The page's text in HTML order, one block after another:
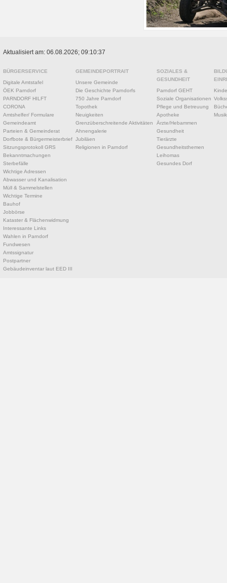
Aktualisiert am: 06.08.2026; 09:10:37
BÜRGERSERVICE
Digitale Amtstafel
ÖEK Parndorf
PARNDORF HILFT
CORONA
Amtshelfer/ Formulare
Gemeindeamt
Parteien & Gemeinderat
Dorfbote & Bürgermeisterbrief
Sitzungsprotokoll GRS
Bekanntmachungen
Sterbefälle
Wichtige Adressen
Abwasser und Kanalisation
Müll & Sammelstellen
Wichtige Termine
Bauhof
Jobbörse
Kataster & Flächenwidmung
Interessante Links
Wahlen in Parndorf
Fundwesen
Amtssignatur
Postpartner
Gebäudeinventar laut EED III
GEMEINDEPORTRAIT
Unsere Gemeinde
Die Geschichte Parndorfs
750 Jahre Parndorf
Topothek
Neuigkeiten
Grenzüberschreitende Aktivitäten
Ahnengalerie
Jubiläen
Religionen in Parndorf
SOZIALES &
GESUNDHEIT
Parndorf GEHT
Soziale Organisationen
Pflege und Betreuung
Apotheke
Ärzte/Hebammen
Gesundheit
Tierärzte
Gesundheitsthemen
Leihomas
Gesundes Dorf